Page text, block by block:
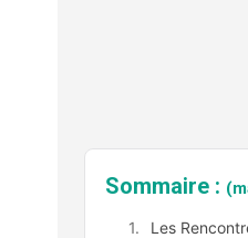
Sommaire :
Les